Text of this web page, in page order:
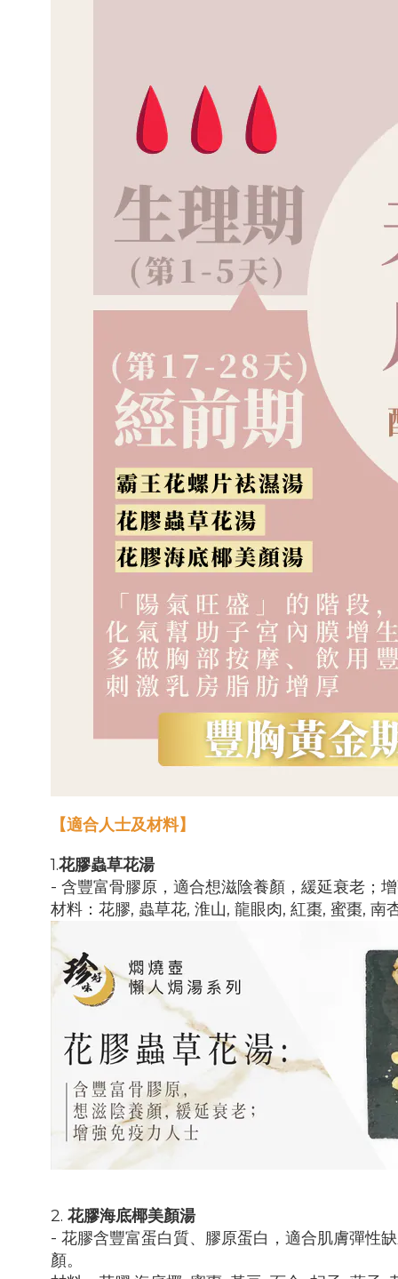
【適合人士及材料】
1.花膠蟲草花湯
- 含豐富骨膠原，適合想滋陰養顏，緩延衰老；
材料：花膠, 蟲草花, 淮山, 龍眼肉, 紅棗, 蜜棗, 南
2. 花膠海底椰美顏湯
- 花膠含豐富蛋白質、膠原蛋白，適合肌膚彈性
顏。